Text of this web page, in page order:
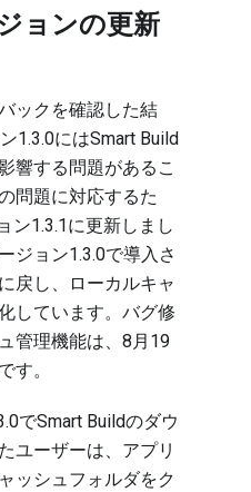
ョンの更新
ックを確認した結
1.3.0にはSmart Build
響する問題があるこ
問題に対応するた
ン1.3.1に更新しまし
ジョン1.3.0で導入さ
戻し、ローカルキャ
しています。バグ修
管理機能は、8月19
す。
でSmart Buildのダウ
ユーザーは、アプリ
ッシュフォルダをク